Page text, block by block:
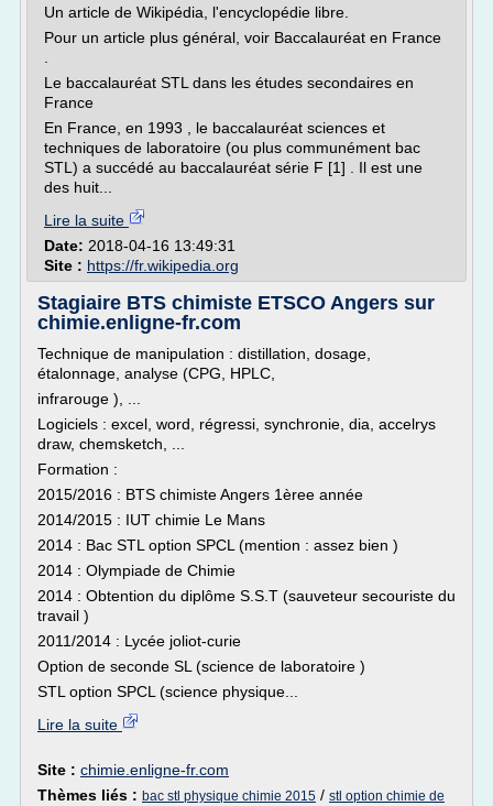
Un article de Wikipédia, l'encyclopédie libre.
Pour un article plus général, voir Baccalauréat en France
Le baccalauréat STL dans les études secondaires en
France
En France, en 1993 , le baccalauréat sciences et
techniques de laboratoire (ou plus communément bac
STL) a succédé au baccalauréat série F [1] . Il est une
des huit...
Lire la suite
Date: 2018-04-16 13:49:31
Site : https://fr.wikipedia.org
Stagiaire BTS chimiste ETSCO Angers sur
chimie.enligne-fr.com
Technique de manipulation : distillation, dosage,
étalonnage, analyse (CPG, HPLC,
infrarouge ), ...
Logiciels : excel, word, régressi, synchronie, dia, accelrys
draw, chemsketch, ...
Formation :
2015/2016 : BTS chimiste Angers 1èree année
2014/2015 : IUT chimie Le Mans
2014 : Bac STL option SPCL (mention : assez bien )
2014 : Olympiade de Chimie
2014 : Obtention du diplôme S.S.T (sauveteur secouriste du
travail )
2011/2014 : Lycée joliot-curie
Option de seconde SL (science de laboratoire )
STL option SPCL (science physique...
Lire la suite
Site : chimie.enligne-fr.com
Thèmes liés : bac stl physique chimie 2015 / stl option chimie de